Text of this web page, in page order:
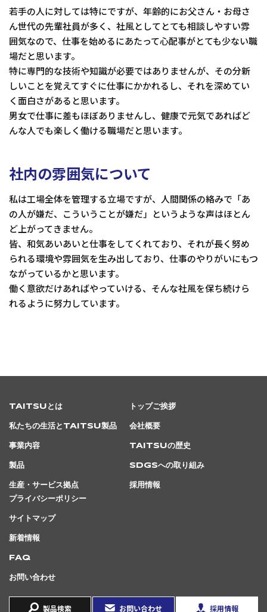
若手の人に対しては特にですが、年齢的にお父さん・お母さ
ん世代の先輩社員が多く、社風としてとても相談しやすい雰
囲気なので、仕事を始めるにあたって心配事がとても少ない職
場だと思います。
特に専門的な技術や知識が必要ではありませんが、その分新
しいことを覚えてすぐに仕事にかかれるし、それを深めてい
く面白さがあると思います。
男女で仕事に差もほぼありませんし、健康で元気であればど
んな人でも楽しく働ける職場だと思います。
社内の雰囲気について
私は工場全体を管理する立場ですが、人間関係の絡みで「あ
の人が嫌だ、こういうことが嫌だ」というような声はほとん
ど上がってきません。
皆、和気あいあいと仕事をしてくれており、それが長く努め
られる環境や雰囲気を生み出しており、仕事のやりがいにもつ
ながっているかと思います。
働く意欲だけあればやっていける、そんな社風を保ち続けら
れるように努力しています。
TAITSUとは
私たちの生活とTAITSU製品
事業内容
製品
生産・サービス拠点
トップご挨拶
会社概要
TAITSUの歴史
SDGsへの取り組み
採用情報
プライバシーポリシー
サイトマップ
新着情報
FAQ
お問い合わせ
製品検索 お問い合わせ 採用情報